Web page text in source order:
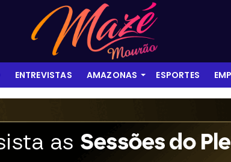
ENTREVISTAS AMAZONAS ESPORTES